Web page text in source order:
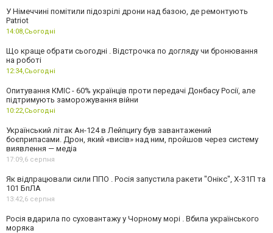
У Німеччині помітили підозрілі дрони над базою, де ремонтують
Patriot
14:08,Сьогодні
Що краще обрати сьогодні . Відстрочка по догляду чи бронювання
на роботі
12:34,Сьогодні
Опитування КМІС - 60% українців проти передачі Донбасу Росії, але
підтримують заморожування війни
10:22,Сьогодні
Український літак Ан-124 в Лейпцигу був завантажений
боєприпасами. Дрон, який «висів» над ним, пройшов через систему
виявлення — медіа
17:09,6 серпня
Як відпрацювали сили ППО . Росія запустила ракети "Онікс", Х-31П та
101 БпЛА
13:42,6 серпня
Росія вдарила по суховантажу у Чорному морі . Вбила українського
моряка